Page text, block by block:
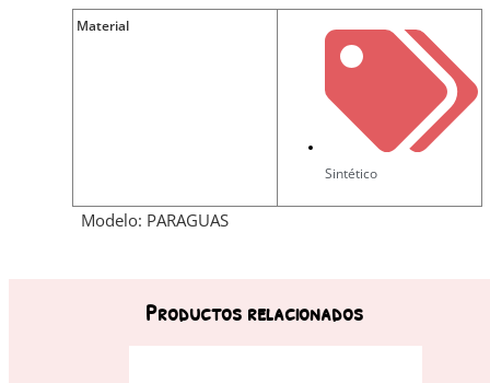
Material
Sintético
Modelo: PARAGUAS
Productos relacionados